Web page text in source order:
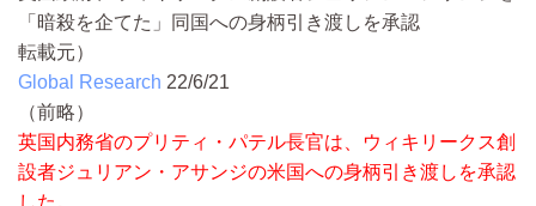
「暗殺を企てた」同国への身柄引き渡しを承認
転載元）
Global Research 22/6/21
（前略）
英国内務省のプリティ・パテル長官は、ウィキリークス創
設者ジュリアン・アサンジの米国への身柄引き渡しを承認
した。